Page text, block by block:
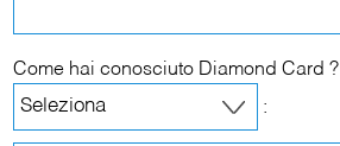
Come hai conosciuto Diamond Card ?
: